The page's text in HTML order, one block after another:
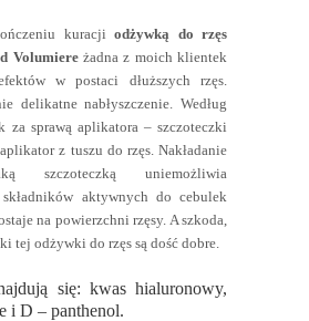
kuracji odżywką do rzęs
Volumiereżadna z moich klientek
w postaci dłuższych rzęs.
delikatne nabłyszczenie. Według
za sprawą aplikatora – szczoteczki
z tuszu do rzęs. Nakładanie
szczoteczką uniemożliwia
aktywnych do cebulek
na powierzchni rzęsy. A szkoda,
tej odżywki do rzęs są dość dobre.
się: kwas hialuronowy,
i D – panthenol.